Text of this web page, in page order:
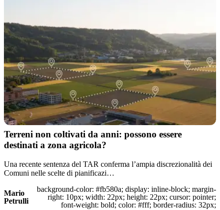
Terreni non coltivati da anni: possono essere
destinati a zona agricola?
Una recente sentenza del TAR conferma l’ampia discrezionalità dei
Comuni nelle scelte di pianificazi…
Mario
Petrulli
background-color: #fb580a; display: inline-block; margin-
right: 10px; width: 22px; height: 22px; cursor: pointer;
font-weight: bold; color: #fff; border-radius: 32px;